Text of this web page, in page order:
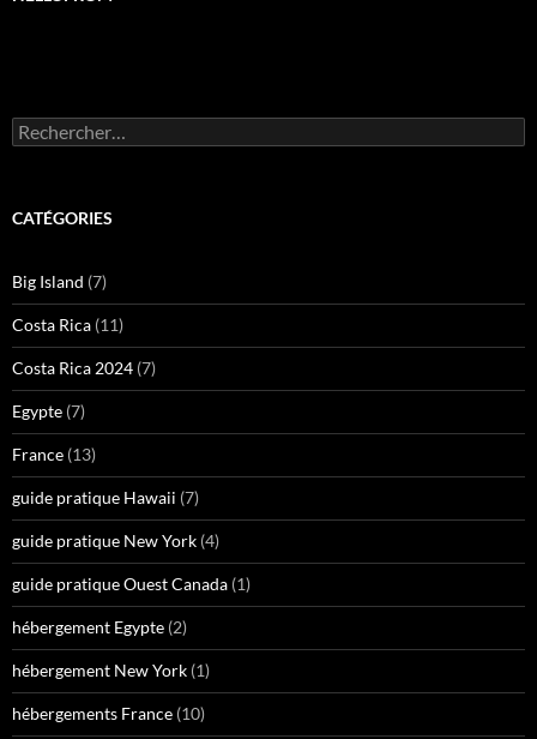
Rechercher :
CATÉGORIES
Big Island (7)
Costa Rica (11)
Costa Rica 2024 (7)
Egypte (7)
France (13)
guide pratique Hawaii (7)
guide pratique New York (4)
guide pratique Ouest Canada (1)
hébergement Egypte (2)
hébergement New York (1)
hébergements France (10)